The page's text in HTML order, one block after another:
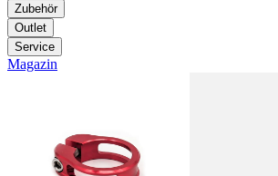
Zubehör
Outlet
Service
Magazin